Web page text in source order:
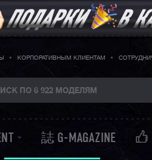
КОРПОРАТИВНЫМ КЛИЕНТАМ
誌 G-MAGAZINE